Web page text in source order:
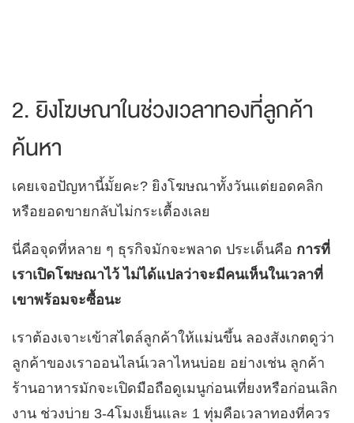
2. ยิงโฆษณาในช่วงเวลาทองที่ลูกค้า
ค้นหา
เคยเจอปัญหานี้มั้ยคะ? ยิงโฆษณาทั้งวันแต่ยอดคลิก
หรือยอดขายกลับไม่กระเตื้องเลย
นี่คือจุดที่หลาย ๆ ธุรกิจมักจะพลาด ประเด็นคือ การที่
เราเปิดโฆษณาไว้ ไม่ได้แปลว่าจะมีคนเห็นในเวลาที่
เขาพร้อมจะซื้อนะ
เราต้องเจาะเข้าสไตล์ลูกค้าให้แม่นขึ้น ลองสังเกตดูว่า
ลูกค้าของเราออนไลน์เวลาไหนบ่อย อย่างเช่น ลูกค้า
ร้านอาหารมักจะเปิดมือถือดูเมนูก่อนเที่ยงหรือก่อนเลิก
งาน ช่วงบ่าย 3-4โมงเย็นและ 1 ทุ่มคือเวลาทองที่ควร